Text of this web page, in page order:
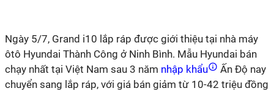
Ngày 5/7, Grand i10 lắp ráp được giới thiệu tại nhà máy
ôtô Hyundai Thành Công ở Ninh Bình. Mẫu Hyundai bán
chạy nhất tại Việt Nam sau 3 năm nhập khẩu
Ấn Độ nay
chuyển sang lắp ráp, với giá bán giảm từ 10-42 triệu đồng